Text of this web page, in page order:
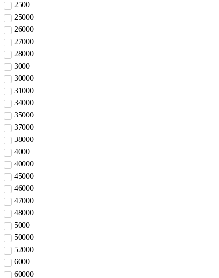
2500
25000
26000
27000
28000
3000
30000
31000
34000
35000
37000
38000
4000
40000
45000
46000
47000
48000
5000
50000
52000
6000
60000